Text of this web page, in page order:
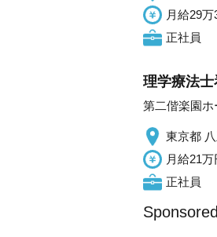
月給29
正社員
理学療法
第二偕楽園ホ
東京都
月給21万
正社員